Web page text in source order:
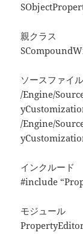
親クラス
ソースファイ
/Engine/
/Engine/
インクルード
#include
モジュール